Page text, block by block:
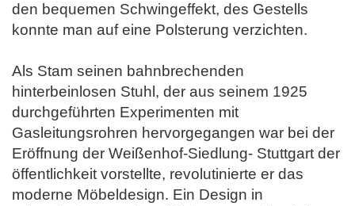
den bequemen Schwingeffekt, des Gestells
konnte man auf eine Polsterung verzichten.
Als Stam seinen bahnbrechenden
hinterbeinlosen Stuhl, der aus seinem 1925
durchgeführten Experimenten mit
Gasleitungsrohren hervorgegangen war bei der
Eröffnung der Weißenhof-Siedlung- Stuttgart der
öffentlichkeit vorstellte, revolutinierte er das
moderne Möbeldesign. Ein Design in